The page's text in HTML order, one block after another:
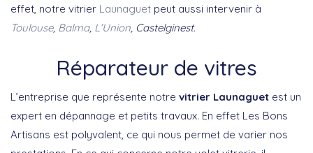
effet, notre vitrier Launaguet peut aussi intervenir à
Toulouse, Balma, L’Union , Castelginest.
Réparateur de vitres
L’entreprise que représente notre vitrier Launaguet est un
expert en dépannage et petits travaux. En effet Les Bons
Artisans est polyvalent, ce qui nous permet de varier nos